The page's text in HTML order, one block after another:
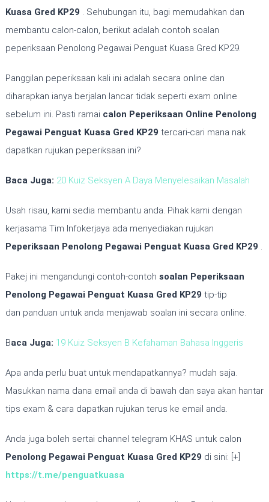
Kuasa Gred KP29 . Sehubungan itu, bagi memudahkan dan
membantu calon-calon, berikut adalah contoh soalan
peperiksaan Penolong Pegawai Penguat Kuasa Gred KP29.
Panggilan peperiksaan kali ini adalah secara online dan
diharapkan ianya berjalan lancar tidak seperti exam online
sebelum ini. Pasti ramai calon Peperiksaan Online Penolong
Pegawai Penguat Kuasa Gred KP29 tercari-cari mana nak
dapatkan rujukan peperiksaan ini?
Baca Juga: 20 Kuiz Seksyen A Daya Menyelesaikan Masalah
Usah risau, kami sedia membantu anda. Pihak kami dengan
kerjasama Tim Infokerjaya ada menyediakan rujukan
Peperiksaan Penolong Pegawai Penguat Kuasa Gred KP29 .
Pakej ini mengandungi contoh-contoh soalan Peperiksaan
Penolong Pegawai Penguat Kuasa Gred KP29 tip-tip
dan panduan untuk anda menjawab soalan ini secara online.
Baca Juga: 19 Kuiz Seksyen B Kefahaman Bahasa Inggeris
Apa anda perlu buat untuk mendapatkannya? mudah saja.
Masukkan nama dana email anda di bawah dan saya akan hantar
tips exam & cara dapatkan rujukan terus ke email anda.
Anda juga boleh sertai channel telegram KHAS untuk calon
Penolong Pegawai Penguat Kuasa Gred KP29 di sini: [+]
https://t.me/penguatkuasa